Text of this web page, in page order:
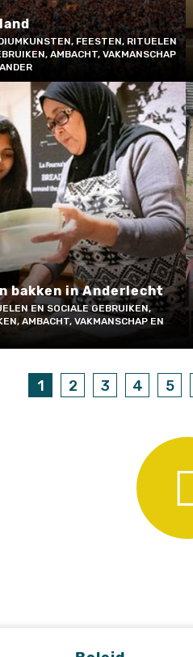
FEESTEN, RITUELEN
AMBACHT, VAKMANSCHAP
bakken in Anderlecht
EN SOCIALE GEBRUIKEN,
AMBACHT, VAKMANSCHAP EN
1 2 3 4 5